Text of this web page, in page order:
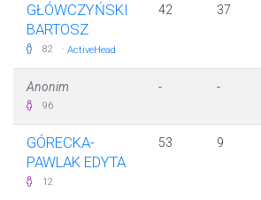
GŁÓWCZYŃSKI
BARTOSZ
82 · ActiveHead
42 37
Anonim
96
- -
GÓRECKA-
PAWLAK EDYTA
12
53 9